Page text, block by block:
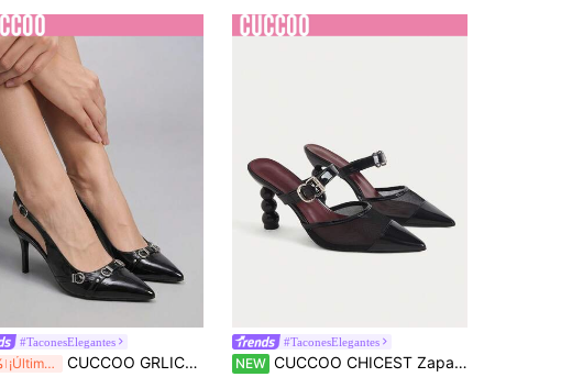
#TaconesElegantes
¡Últimos 3 días CUCCOO GRLICON Zapatos de mujer con hebilla de metal negro premium, punta fina y tacón delgado, estilo slingback, versátiles para ir al trabajo
#TaconesElegantes
NEW CUCCOO CHICEST Zapatos de mujer con malla, punta, cuentas, tacón alien, dulce y cool, de cuero charol negro, sandalias Mueller de tacón alto para ir al trabajo, citas y fiestas